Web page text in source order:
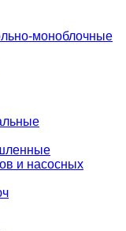
моноблочные
и насосных